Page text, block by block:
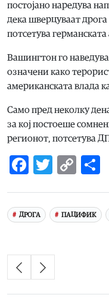
постојано наредува
дека шверцуваат
потсетува германската
Вашингтон го
означени како
американската влада
Само пред неколку
за кој постоеше
регионот, потсетува
Facebook
Twitter
Copy
ДРОГА ПАЦИФИК